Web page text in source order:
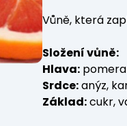
Vůně, která
Složení vůně:
Hlava:
Srdce:anýz,
Základ:cukr,